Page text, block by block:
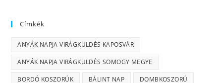
Címkék
ANYÁK NAPJA VIRÁGKÜLDÉS KAPOSVÁR
ANYÁK NAPJA VIRÁGKÜLDÉS SOMOGY MEGYE
BORDÓ KOSZORÚK BÁLINT NAP DOMBKOSZORÚ